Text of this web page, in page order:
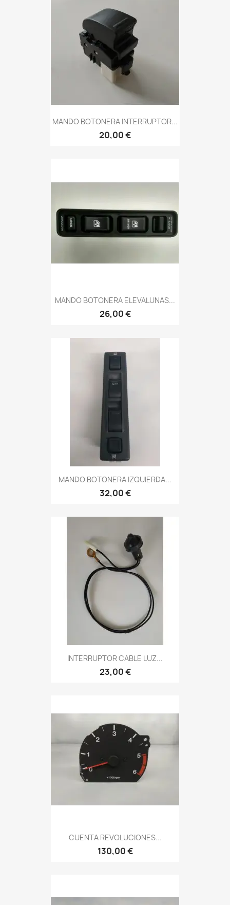
MANDO BOTONERA INTERRUPTOR...
20,00 €
MANDO BOTONERA ELEVALUNAS...
26,00 €
MANDO BOTONERA IZQUIERDA...
32,00 €
INTERRUPTOR CABLE LUZ...
23,00 €
CUENTA REVOLUCIONES...
130,00 €